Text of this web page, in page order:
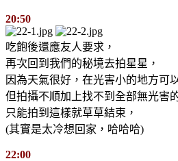
20:50
吃飽後還應友人要求，
再次回到我們的秘境去拍星星，
因為天氣很好，在光害小的地方可
但拍攝不順加上找不到全部無光害
只能拍到這樣就草草結束，
(其實是太冷想回家，哈哈哈)
22:00